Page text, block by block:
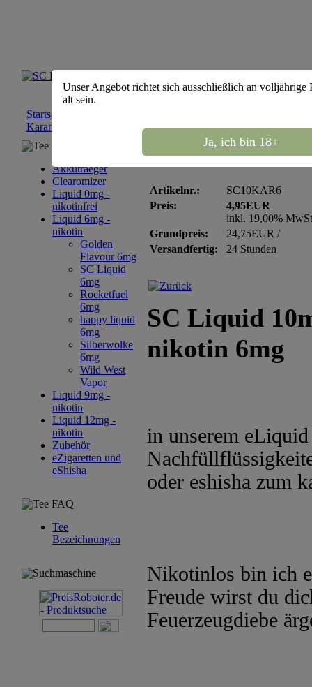
Startseite
Karamell - nikotin 6mg
Tee Sortiment
Akkutraeger
Clearomizer
Liquid 0mg -
nikotinfrei
Liquid 6mg -
nikotin
Golden
Flavour 6mg
SC Liquid
6mg
Rocketfuel
6mg
happy liquid
6mg
Silberwolke
6mg
Wild West
Vapor
Liquid 9mg -
nikotin
Liquid 12mg -
nikotin
Zubehör
eZigaretten und
eShisha
Tee FAQ
Tee
Bezeichnungen
Suchmaschine
SC Liquid 10ml
Artikelnr.:
SC10KAR6
Preis:
4,95EUR
inkl. 19,00%
Grundpreis:
24,75EUR /
Versandfertig:
24 Stunden
SC Liquid
nikotin 6mg
in unserem
oder eshisha zum
Nikotinlos bin ich
Freude wirst du
Feuerzeugdiebe
Unser Angebot richtet sich ausschließlich an volljährige
alt sein.
Ja, ich bin 18+